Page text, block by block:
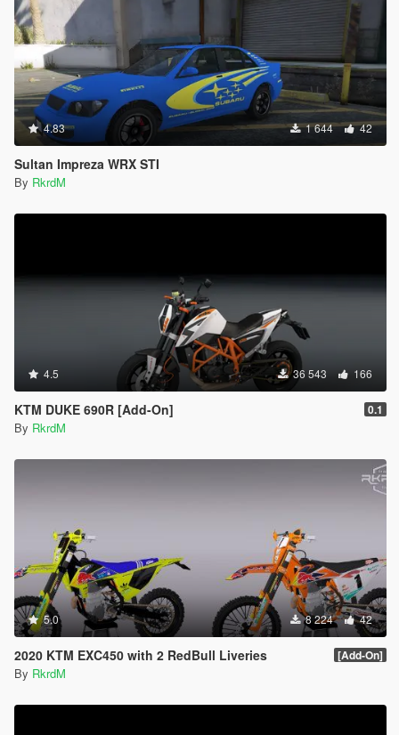
4.83 1 644 42
Sultan Impreza WRX STI
By RkrdM
4.5 36 543 166
KTM DUKE 690R [Add-On] 0.1
By RkrdM
5.0 8 224 42
2020 KTM EXC450 with 2 RedBull Liveries [Add-On]
By RkrdM